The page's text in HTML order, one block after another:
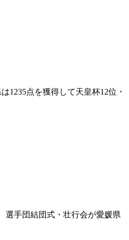
1235点を獲得して天皇杯12位・
選手団結団式・壮行会が愛媛県